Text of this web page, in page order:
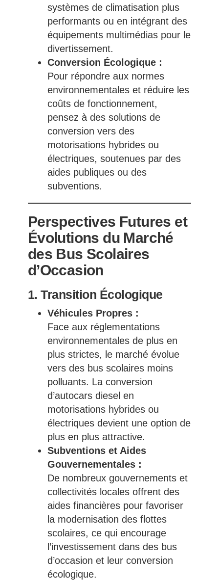
systèmes de climatisation plus
performants ou en intégrant des
équipements multimédias pour le
divertissement.
Conversion Écologique :
Pour répondre aux normes
environnementales et réduire les
coûts de fonctionnement,
pensez à des solutions de
conversion vers des
motorisations hybrides ou
électriques, soutenues par des
aides publiques ou des
subventions.
Perspectives Futures et
Évolutions du Marché
des Bus Scolaires
d’Occasion
1. Transition Écologique
Véhicules Propres :
Face aux réglementations
environnementales de plus en
plus strictes, le marché évolue
vers des bus scolaires moins
polluants. La conversion
d’autocars diesel en
motorisations hybrides ou
électriques devient une option de
plus en plus attractive.
Subventions et Aides
Gouvernementales :
De nombreux gouvernements et
collectivités locales offrent des
aides financières pour favoriser
la modernisation des flottes
scolaires, ce qui encourage
l’investissement dans des bus
d’occasion et leur conversion
écologique.